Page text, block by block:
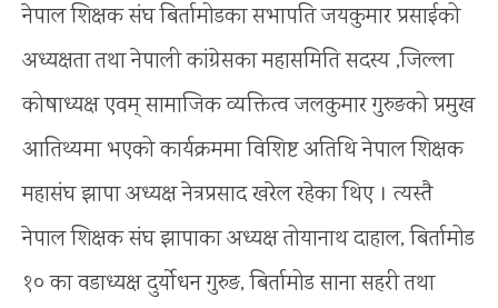
नेपाल शिक्षक संघ बिर्तामोडका सभापति जयकुमार प्रसाईको
अध्यक्षता तथा नेपाली कांग्रेसका महासमिति सदस्य ,जिल्ला
कोषाध्यक्ष एवम् सामाजिक व्यक्तित्व जलकुमार गुरुङको प्रमुख
आतिथ्यमा भएको कार्यक्रममा विशिष्ट अतिथि नेपाल शिक्षक
महासंघ झापा अध्यक्ष नेत्रप्रसाद खरेल रहेका थिए । त्यस्तै
नेपाल शिक्षक संघ झापाका अध्यक्ष तोयानाथ दाहाल, बिर्तामोड
१० का वडाध्यक्ष दुर्योधन गुरुङ, बिर्तामोड साना सहरी तथा